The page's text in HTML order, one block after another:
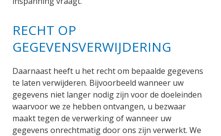
RECHT OP
GEGEVENSVERWIJDERING
Daarnaast heeft u het recht om bepaalde gegevens
te laten verwijderen. Bijvoorbeeld wanneer uw
gegevens niet langer nodig zijn voor de doeleinden
waarvoor we ze hebben ontvangen, u bezwaar
maakt tegen de verwerking of wanneer uw
gegevens onrechtmatig door ons zijn verwerkt. We